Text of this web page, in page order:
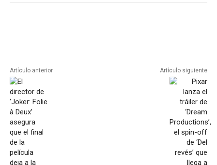
Artículo anterior Artículo siguiente